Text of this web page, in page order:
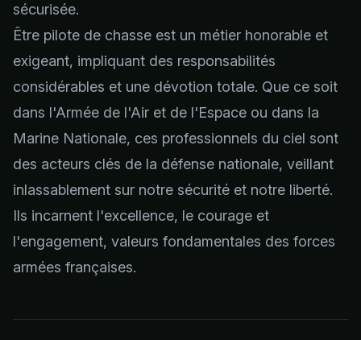
sécurisée.
Être pilote de chasse est un métier honorable et
exigeant, impliquant des responsabilités
considérables et une dévotion totale. Que ce soit
dans l'Armée de l'Air et de l'Espace ou dans la
Marine Nationale, ces professionnels du ciel sont
des acteurs clés de la défense nationale, veillant
inlassablement sur notre sécurité et notre liberté.
Ils incarnent l'excellence, le courage et
l'engagement, valeurs fondamentales des forces
armées françaises.